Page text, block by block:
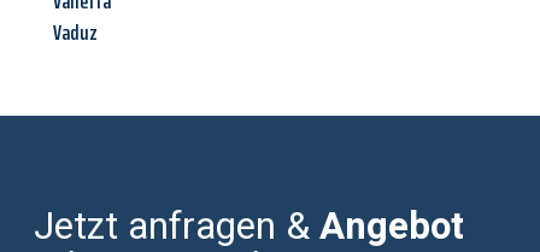
Vaduz
Jetzt anfragen &Angebot